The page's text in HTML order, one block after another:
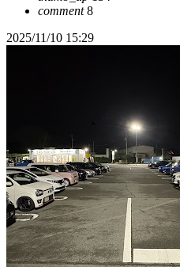
comment8
2025/11/10 15:29